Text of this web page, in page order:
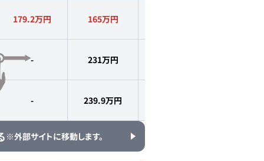
179.2万円 165万円
- 231万円
- 239.9万円
※外部サイトに移動します。